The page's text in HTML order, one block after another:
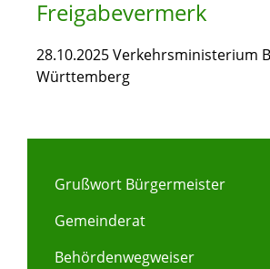
Freigabevermerk
28.10.2025 Verkehrsministerium
Württemberg
Grußwort Bürgermeister
Gemeinderat
Behördenwegweiser